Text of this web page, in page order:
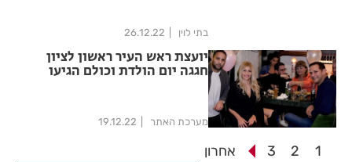
בתי לוין 26.12.22
יועצת ראש העיר ראשון לציון
חגגה יום הולדת וכולם הגיעו
מערכת האתר 19.12.22
1
2
3 אחרון